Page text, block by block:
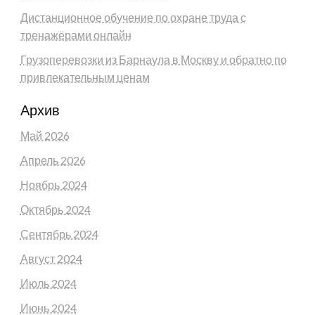
Дистанционное обучение по охране труда с
тренажёрами онлайн
Грузоперевозки из Барнаула в Москву и обратно по
привлекательным ценам
Архив
Май 2026
Апрель 2026
Ноябрь 2024
Октябрь 2024
Сентябрь 2024
Август 2024
Июль 2024
Июнь 2024